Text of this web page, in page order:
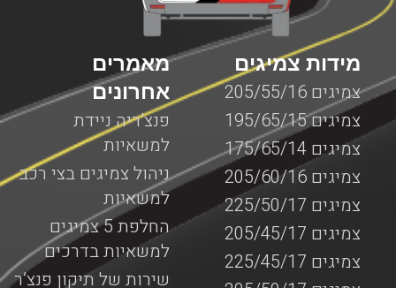
מאמרים
אחרונים
פנצ’ריה ניידת
למשאיות
ניהול צמיגים בצי רכב
למשאיות
החלפת 5 צמיגים
למשאיות בדרכים
שירות של תיקון פנצ’ר
מידות צמיגים
צמיגים 205/55/16
צמיגים 195/65/15
צמיגים 175/65/14
צמיגים 205/60/16
צמיגים 225/50/17
צמיגים 205/45/17
צמיגים 225/45/17